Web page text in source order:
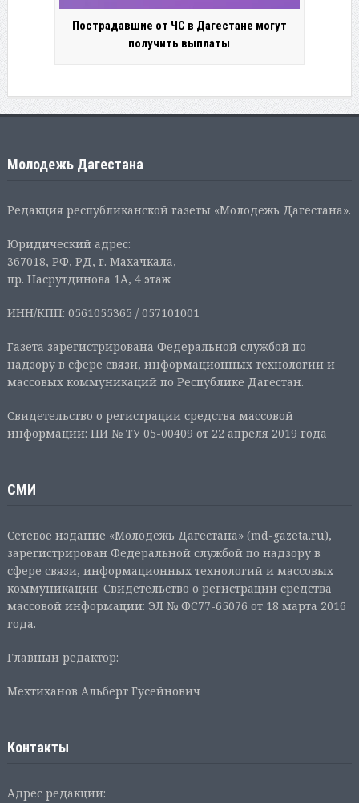
Пострадавшие от ЧС в Дагестане могут
получить выплаты
Молодежь Дагестана
Редакция республиканской газеты «Молодежь Дагестана».
Юридический адрес:
367018, РФ, РД, г. Махачкала,
пр. Насрутдинова 1А, 4 этаж
ИНН/КПП: 0561055365 / 057101001
Газета зарегистрирована Федеральной службой по
надзору в сфере связи, информационных технологий и
массовых коммуникаций по Республике Дагестан.
Свидетельство о регистрации средства массовой
информации: ПИ № ТУ 05-00409 от 22 апреля 2019 года
СМИ
Сетевое издание «Молодежь Дагестана» (md-gazeta.ru),
зарегистрирован Федеральной службой по надзору в
сфере связи, информационных технологий и массовых
коммуникаций. Свидетельство о регистрации средства
массовой информации: ЭЛ № ФС77-65076 от 18 марта 2016
года.
Главный редактор:
Мехтиханов Альберт Гусейнович
Контакты
Адрес редакции: